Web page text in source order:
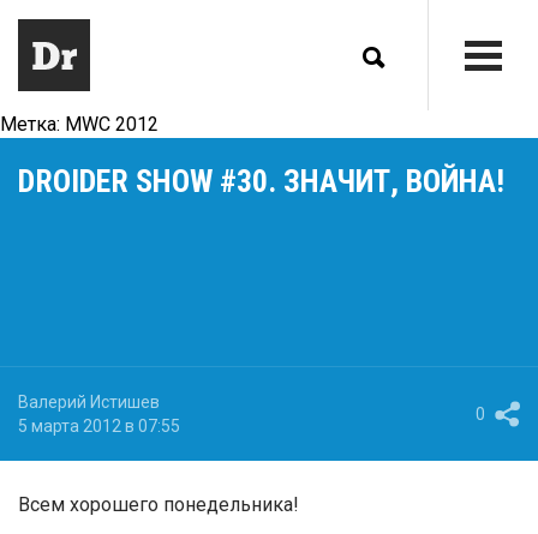
Метка: MWC 2012
DROIDER SHOW #30. ЗНАЧИТ, ВОЙНА!
Валерий Истишев
5 марта 2012 в 07:55
0
Всем хорошего понедельника!